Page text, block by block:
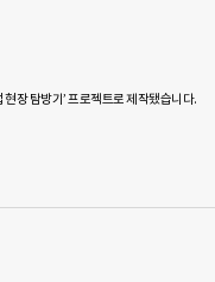
장 탐방기’ 프로젝트로 제작됐습니다.